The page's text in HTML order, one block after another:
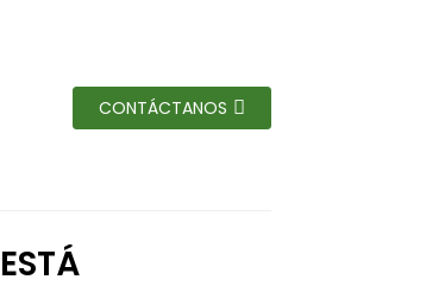
CONTÁCTANOS